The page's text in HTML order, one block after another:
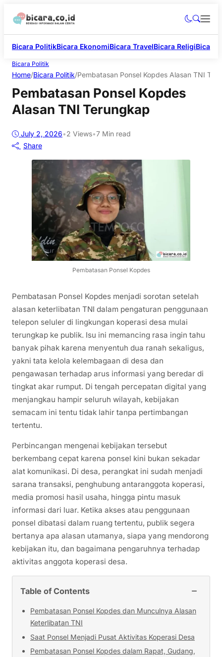
Bicara PolitikBicara EkonomiBicara TravelBicara ReligiBicara
Bicara Politik
Home/Bicara Politik/Pembatasan Ponsel Kopdes Alasan TNI
Pembatasan Ponsel Kopdes
Alasan TNI Terungkap
July 2, 2026•2 Views•7 Min read
Share
Pembatasan Ponsel Kopdes
Pembatasan Ponsel Kopdes menjadi sorotan setelah
alasan keterlibatan TNI dalam pengaturan penggunaan
telepon seluler di lingkungan koperasi desa mulai
terungkap ke publik. Isu ini memancing rasa ingin tahu
banyak pihak karena menyentuh dua ranah sekaligus,
yakni tata kelola kelembagaan di desa dan
pengawasan terhadap arus informasi yang beredar di
tingkat akar rumput. Di tengah percepatan digital yang
menjangkau hampir seluruh wilayah, kebijakan
semacam ini tentu tidak lahir tanpa pertimbangan
tertentu.
Perbincangan mengenai kebijakan tersebut
berkembang cepat karena ponsel kini bukan sekadar
alat komunikasi. Di desa, perangkat ini sudah menjadi
sarana transaksi, penghubung antaranggota koperasi,
media promosi hasil usaha, hingga pintu masuk
informasi dari luar. Ketika akses atau penggunaan
ponsel dibatasi dalam ruang tertentu, publik segera
bertanya apa alasan utamanya, siapa yang mendorong
kebijakan itu, dan bagaimana pengaruhnya terhadap
aktivitas anggota koperasi desa.
Table of Contents −
Pembatasan Ponsel Kopdes dan Munculnya Alasan
Keterlibatan TNI
Saat Ponsel Menjadi Pusat Aktivitas Koperasi Desa
Pembatasan Ponsel Kopdes dalam Rapat, Gudang,